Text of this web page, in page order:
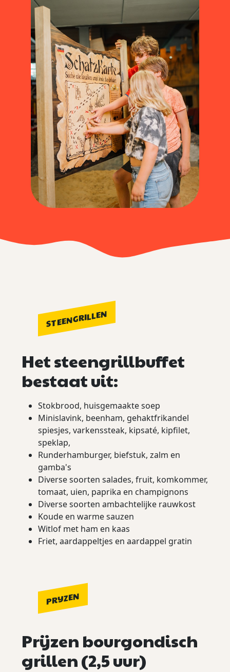
STEENGRILLEN
Het steengrillbuffet
bestaat uit:
Stokbrood, huisgemaakte soep
Minislavink, beenham, gehaktfrikandel
spiesjes, varkenssteak, kipsaté, kipfilet,
speklap,
Runderhamburger, biefstuk, zalm en
gamba's
Diverse soorten salades, fruit, komkommer,
tomaat, uien, paprika en champignons
Diverse soorten ambachtelijke rauwkost
Koude en warme sauzen
Witlof met ham en kaas
Friet, aardappeltjes en aardappel gratin
PRIJZEN
Prijzen bourgondisch
grillen (2,5 uur)